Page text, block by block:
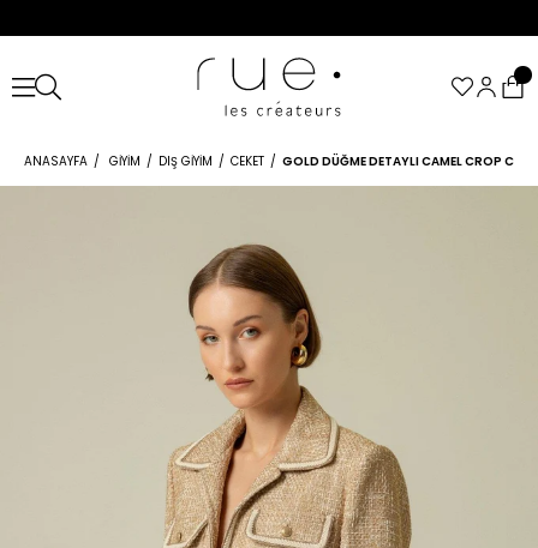
ANASAYFA GIYIM DIŞ GIYIM CEKET GOLD DÜĞME DETAYLI CAMEL CROP